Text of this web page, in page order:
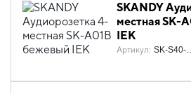
SKANDY
местная SK-
IEK
Артикул: SK-S40-